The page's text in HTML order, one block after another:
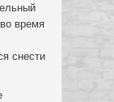
время
снести